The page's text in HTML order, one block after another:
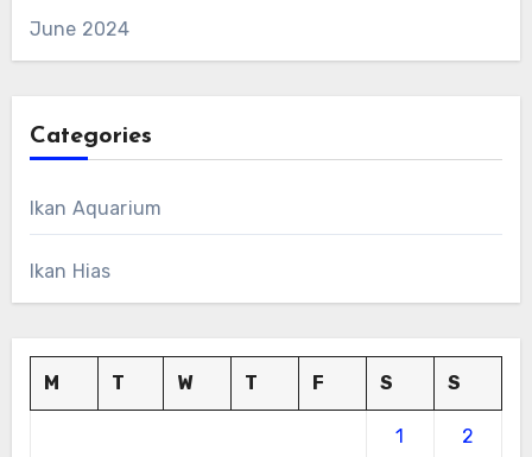
June 2024
Categories
Ikan Aquarium
Ikan Hias
M T W T F S S
1 2